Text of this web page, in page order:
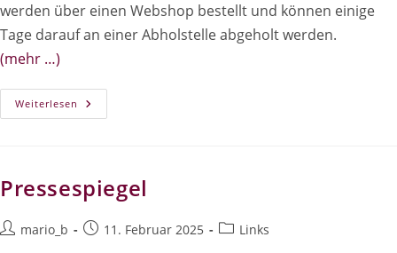
werden über einen Webshop bestellt und können einige
Tage darauf an einer Abholstelle abgeholt werden.
(mehr …)
Weiterlesen Verbraucher*innen-
Versorger*innen-
Pressespiegel
Beitrags-
mario_b
Beitrag11. Februar 2025
Beitrags-
Links